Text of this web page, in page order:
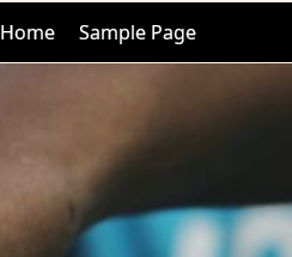
Home Sample Page